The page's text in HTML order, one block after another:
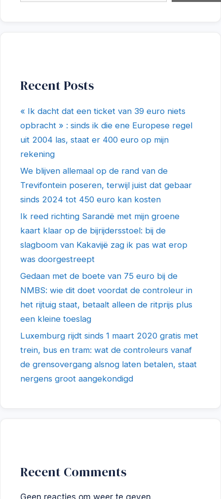
Recent Posts
« Ik dacht dat een ticket van 39 euro niets
opbracht » : sinds ik die ene Europese regel
uit 2004 las, staat er 400 euro op mijn
rekening
We blijven allemaal op de rand van de
Trevifontein poseren, terwijl juist dat gebaar
sinds 2024 tot 450 euro kan kosten
Ik reed richting Sarandë met mijn groene
kaart klaar op de bijrijdersstoel: bij de
slagboom van Kakavijë zag ik pas wat erop
was doorgestreept
Gedaan met de boete van 75 euro bij de
NMBS: wie dit doet voordat de controleur in
het rijtuig staat, betaalt alleen de ritprijs plus
een kleine toeslag
Luxemburg rijdt sinds 1 maart 2020 gratis met
trein, bus en tram: wat de controleurs vanaf
de grensovergang alsnog laten betalen, staat
nergens groot aangekondigd
Recent Comments